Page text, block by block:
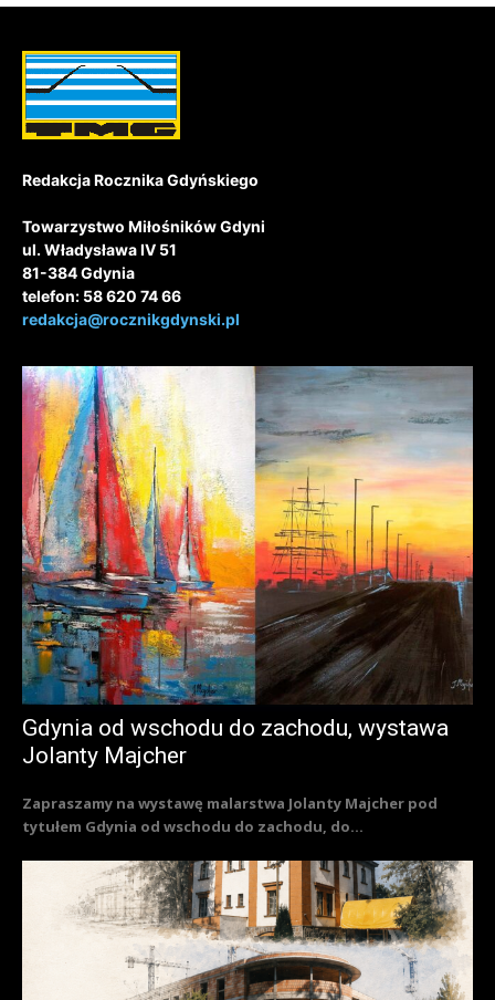
Redakcja Rocznika Gdyńskiego
Towarzystwo Miłośników Gdyni
ul. Władysława IV 51
81-384 Gdynia
telefon: 58 620 74 66
redakcja@rocznikgdynski.pl
Gdynia od wschodu do zachodu, wystawa
Jolanty Majcher
Zapraszamy na wystawę malarstwa Jolanty Majcher pod
tytułem Gdynia od wschodu do zachodu, do...